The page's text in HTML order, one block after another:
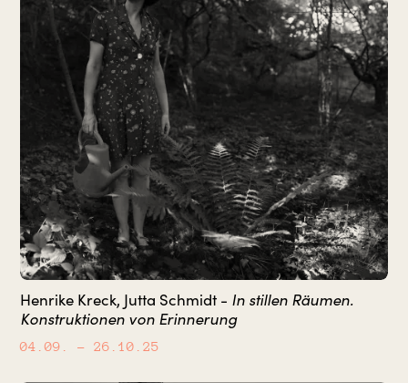
Henrike Kreck, Jutta Schmidt - In stillen Räumen.
Konstruktionen von Erinnerung
04.09. – 26.10.25